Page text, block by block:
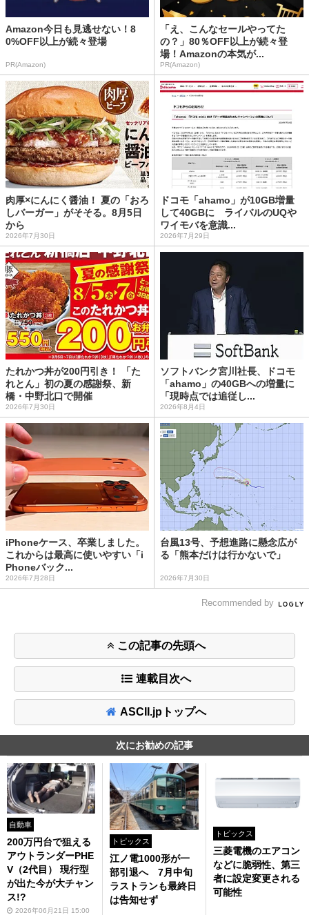
Amazon今日も見逃せない！8
0%OFF以上が続々登場
PR(Amazon)
「え、こんなセールやってた
の？」80％OFF以上が続々登
場！Amazonの本気が...
PR(Amazon)
肉厚×にんにく醤油！ 夏の「おろ
しバーガー」がそそる。8月5日
から
2026年7月30日
ドコモ「ahamo」が10GB増量
して40GBに ライバルのUQや
ワイモバを意識...
2026年7月29日
たれかつ丼が200円引き！ 「た
れとん」初の夏の感謝祭、新
橋・中野北口で開催
2026年7月30日
ソフトバンク宮川社長、ドコモ
「ahamo」の40GBへの増量に
「現時点では追従し...
2026年8月4日
iPhoneケース、卒業しました。
これからは最高に使いやすい「i
Phoneバック...
2026年7月28日
台風13号、予想進路に懸念広が
る「熊本だけは行かないで」
2026年7月30日
Recommended by
この記事の先頭へ
連載目次へ
ASCII.jpトップへ
次にお勧めの記事
自動車
200万円台で狙える
アウトランダーPHE
V（2代目） 現行型
が出た今が大チャン
ス!?
2026年06月21日 15:00
トピックス
江ノ電1000形が一
部引退へ 7月中旬
ラストランも最終日
は告知せず
トピックス
三菱電機のエアコン
などに脆弱性、第三
者に設定変更される
可能性